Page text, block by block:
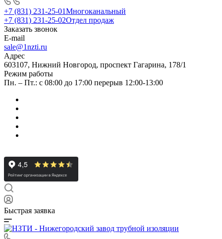
+7 (831) 231-25-01Многоканальный
+7 (831) 231-25-02Отдел продаж
Заказать звонок
E-mail
sale@1nzti.ru
Адрес
603107, Нижний Новгород, проспект Гагарина, 178/1
Режим работы
Пн. – Пт.: с 08:00 до 17:00 перерыв 12:00-13:00
Быстрая заявка